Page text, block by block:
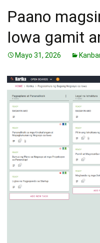
Paano
Iowa gamit
Mayo 31, 2026